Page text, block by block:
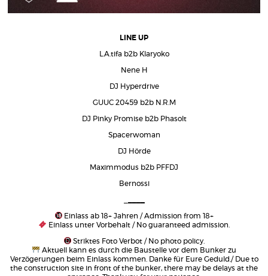
LINE UP
L.A.tifa b2b Klaryoko
Nene H
DJ Hyperdrive
GUUC 20459 b2b N.R.M
DJ Pinky Promise b2b Phasolt
Spacerwoman
DJ Hörde
Maximmodus b2b PFFDJ
Bernossi
Einlass ab 18+ Jahren / Admission from 18+
Einlass unter Vorbehalt / No guaranteed admission.
Striktes Foto Verbot / No photo policy.
Aktuell kann es durch die Baustelle vor dem Bunker zu
Verzögerungen beim Einlass kommen. Danke für Eure Geduld./ Due to
the construction site in front of the bunker, there may be delays at the